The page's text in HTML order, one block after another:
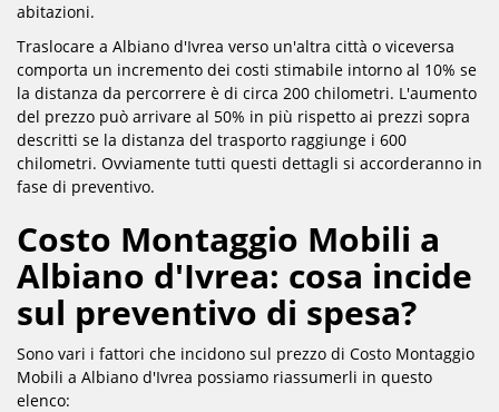
abitazioni.
Traslocare a Albiano d'Ivrea verso un'altra città o viceversa
comporta un incremento dei costi stimabile intorno al 10% se
la distanza da percorrere è di circa 200 chilometri. L'aumento
del prezzo può arrivare al 50% in più rispetto ai prezzi sopra
descritti se la distanza del trasporto raggiunge i 600
chilometri. Ovviamente tutti questi dettagli si accorderanno in
fase di preventivo.
Costo Montaggio Mobili a
Albiano d'Ivrea: cosa incide
sul preventivo di spesa?
Sono vari i fattori che incidono sul prezzo di Costo Montaggio
Mobili a Albiano d'Ivrea possiamo riassumerli in questo
elenco: